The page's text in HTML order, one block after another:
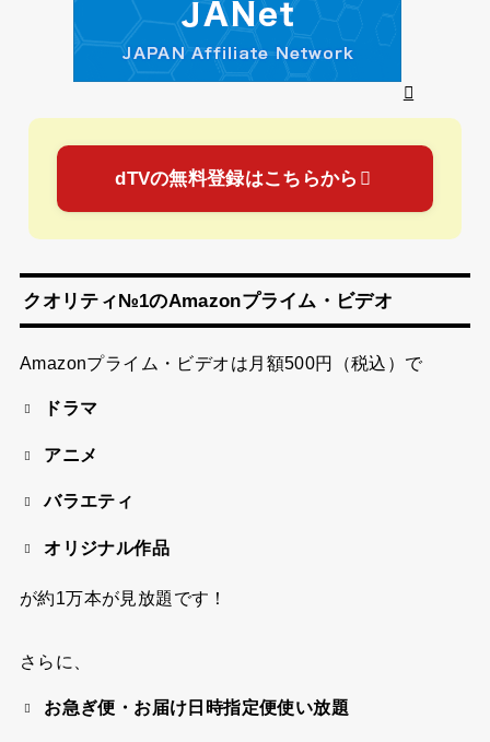
dTVの無料登録はこちらから
クオリティ№1のAmazonプライム・ビデオ
Amazonプライム・ビデオは 月額500円（税込） で
ドラマ
アニメ
バラエティ
オリジナル作品
が約1万本が見放題です！
さらに、
お急ぎ便・お届け日時指定便使い放題